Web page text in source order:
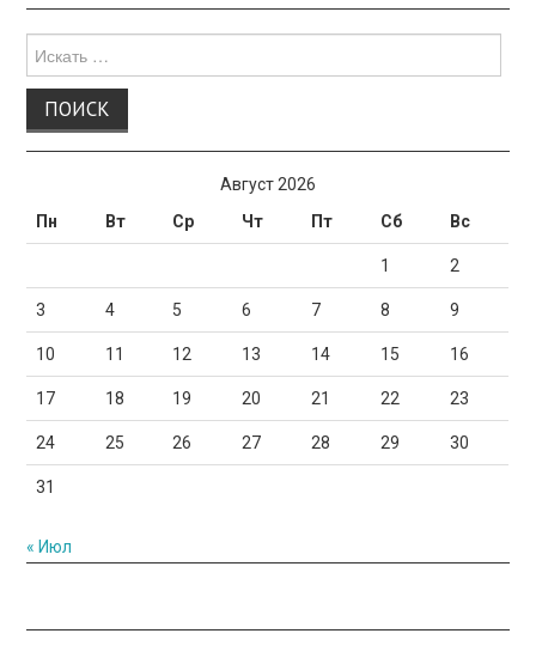
для:
Август 2026
Пн
Вт Ср Чт Пт Сб Вс
1 2
3 4 5 6 7 8 9
10 11 12 13 14 15 16
17 18 19 20 21 22 23
24 25 26 27 28 29 30
31
« Июл